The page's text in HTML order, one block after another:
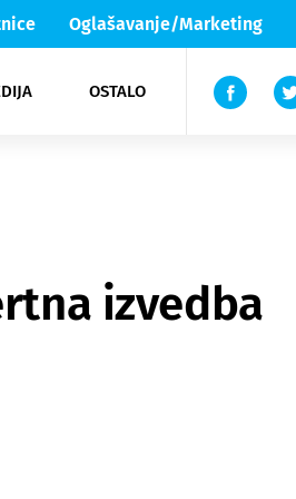
Oglašavanje/Marketing
OSTALO
Lika & Senj
TV
izvedba